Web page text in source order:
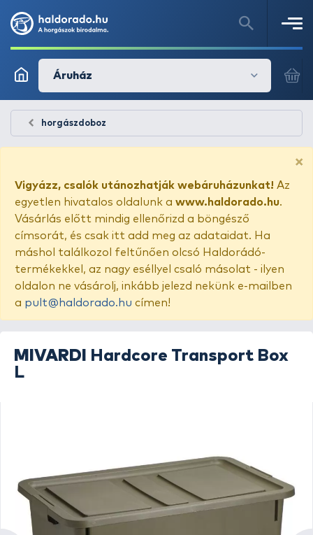
Áruház
horgászdoboz
×
Vigyázz, csalók utánozhatják webáruházunkat! Az
egyetlen hivatalos oldalunk a www.haldorado.hu.
Vásárlás előtt mindig ellenőrizd a böngésző
címsorát, és csak itt add meg az adataidat. Ha
máshol találkozol feltűnően olcsó Haldorádó-
termékekkel, az nagy eséllyel csaló másolat - ilyen
oldalon ne vásárolj, inkább jelezd nekünk e-mailben
a pult@haldorado.hu címen!
MIVARDI
Hardcore Transport Box
L